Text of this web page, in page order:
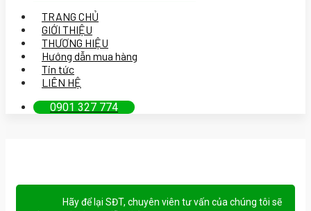
TRANG CHỦ
GIỚI THIỆU
THƯƠNG HIỆU
Hướng dẫn mua hàng
Tin tức
LIÊN HỆ
0901 327 774
Hãy để lại SĐT, chuyên viên tư vấn của chúng tôi sẽ